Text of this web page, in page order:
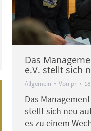
Das
e.V. stellt sich
Allgemein Von pr
Das
stellt sich neu
es zu einem